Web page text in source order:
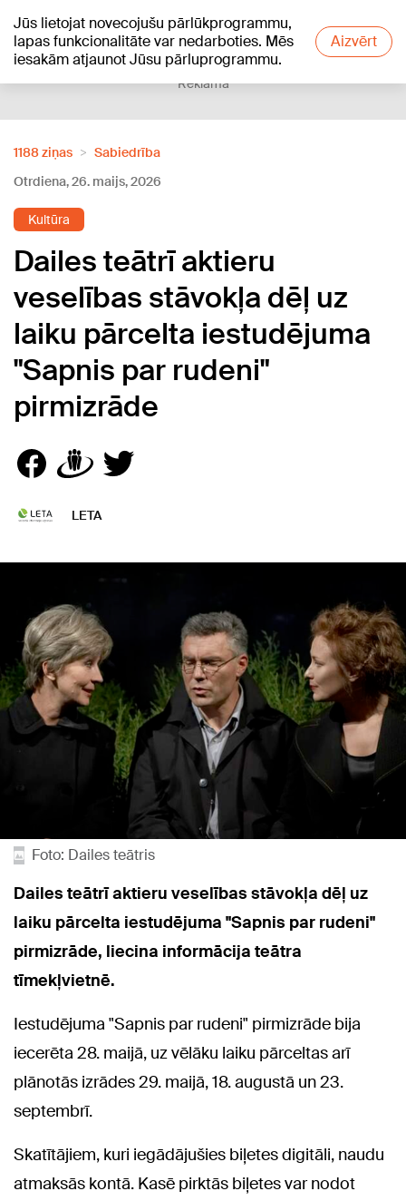
Jūs lietojat novecojušu pārlūkprogrammu,
lapas funkcionalitāte var nedarboties. Mēs
iesakām atjaunot Jūsu pārluprogrammu.
Aizvērt
+20°C
Reklāma
1188 ziņas
Sabiedrība
Otrdiena, 26. maijs, 2026
Kultūra
Dailes teātrī aktieru
veselības stāvokļa dēļ uz
laiku pārcelta iestudējuma
"Sapnis par rudeni"
pirmizrāde
LETA
Foto: Dailes teātris
Dailes teātrī aktieru veselības stāvokļa dēļ uz
laiku pārcelta iestudējuma "Sapnis par rudeni"
pirmizrāde, liecina informācija teātra
tīmekļvietnē.
Iestudējuma "Sapnis par rudeni" pirmizrāde bija
iecerēta 28. maijā, uz vēlāku laiku pārceltas arī
plānotās izrādes 29. maijā, 18. augustā un 23.
septembrī.
Skatītājiem, kuri iegādājušies biļetes digitāli, naudu
atmaksās kontā. Kasē pirktās biļetes var nodot